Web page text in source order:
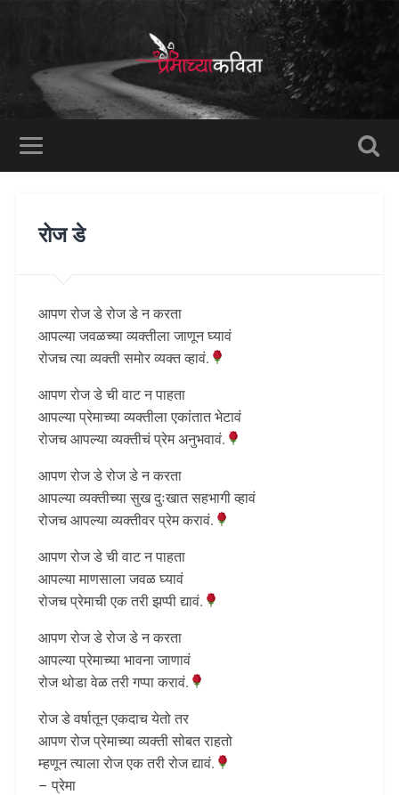
रोज डे
आपण रोज डे रोज डे न करता
आपल्या जवळच्या व्यक्तीला जाणून घ्यावं
रोजच त्या व्यक्ती समोर व्यक्त व्हावं.
आपण रोज डे ची वाट न पाहता
आपल्या प्रेमाच्या व्यक्तीला एकांतात भेटावं
रोजच आपल्या व्यक्तीचं प्रेम अनुभवावं.
आपण रोज डे रोज डे न करता
आपल्या व्यक्तीच्या सुख दुःखात सहभागी व्हावं
रोजच आपल्या व्यक्तीवर प्रेम करावं.
आपण रोज डे ची वाट न पाहता
आपल्या माणसाला जवळ घ्यावं
रोजच प्रेमाची एक तरी झप्पी द्यावं.
आपण रोज डे रोज डे न करता
आपल्या प्रेमाच्या भावना जाणावं
रोज थोडा वेळ तरी गप्पा करावं.
रोज डे वर्षातून एकदाच येतो तर
आपण रोज प्रेमाच्या व्यक्ती सोबत राहतो
म्हणून त्याला रोज एक तरी रोज द्यावं.
– प्रेमा